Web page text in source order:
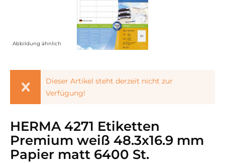
Abbildung ähnlich
Dieser Artikel steht derzeit nicht zur
Verfügung!
HERMA 4271 Etiketten
Premium weiß 48.3x16.9 mm
Papier matt 6400 St.